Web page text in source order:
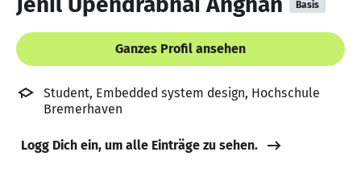
Basis
Ganzes Profil ansehen
Student, Embedded system design, Hochschule
Bremerhaven
Logg Dich ein, um alle Einträge zu sehen.